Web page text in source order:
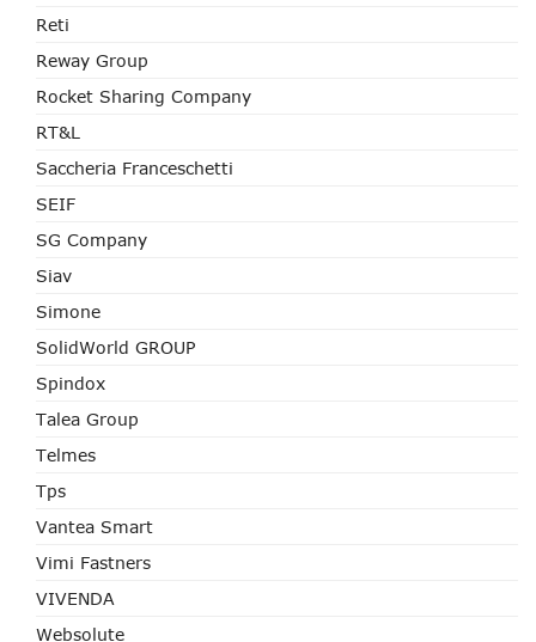
Reti
Reway Group
Rocket Sharing Company
RT&L
Saccheria Franceschetti
SEIF
SG Company
Siav
Simone
SolidWorld GROUP
Spindox
Talea Group
Telmes
Tps
Vantea Smart
Vimi Fastners
VIVENDA
Websolute